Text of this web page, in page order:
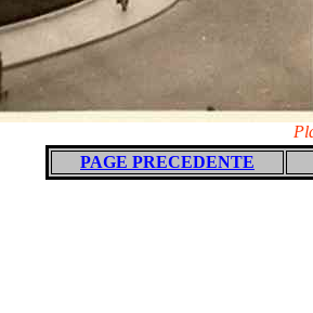
PAGE PRECEDENTE